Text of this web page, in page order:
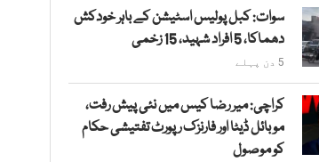
سوات: کبل پولیس اسٹیشن کے باہر خودکش
دھماکا، 5 افراد شہید، 15 زخمی
5 دن پہلے
کراچی: میر رضا کیس میں نئی پیش رفت،
موبائل ڈیٹا اور فارنزک رپورٹ تفتیشی حکام
کو موصول